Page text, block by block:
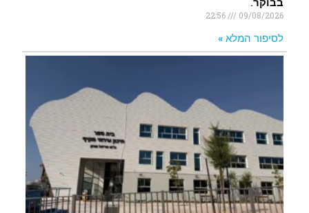
בבוקר.
09/08/2026
22:56
לסיפור המלא »